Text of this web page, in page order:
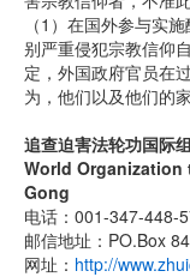
（1）在国外参与实
别严重侵犯宗教信仰
定，外国政府官员在
为，他们以及他们的
追查迫害法轮功国际
World
Gong
电话：001-347-448-
邮信地址：PO.Box
网址： http://